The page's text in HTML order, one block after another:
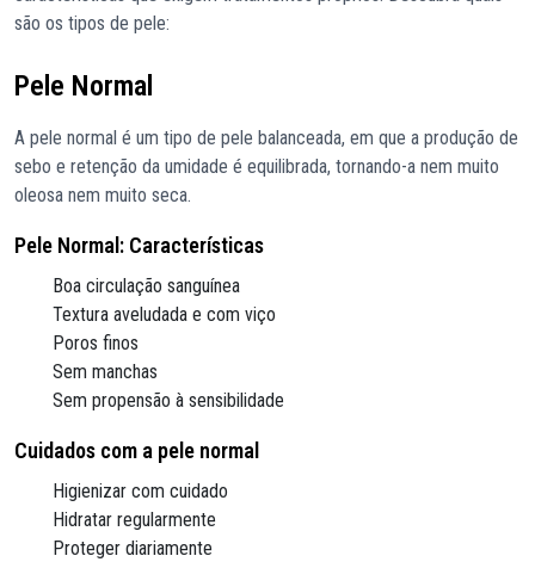
são os tipos de pele:
Pele Normal
A pele normal é um tipo de pele balanceada, em que a produção de
sebo e retenção da umidade é equilibrada, tornando-a nem muito
oleosa nem muito seca.
Pele Normal: Características
Boa circulação sanguínea
Textura aveludada e com viço
Poros finos
Sem manchas
Sem propensão à sensibilidade
Cuidados com a pele normal
Higienizar com cuidado
Hidratar regularmente
Proteger diariamente